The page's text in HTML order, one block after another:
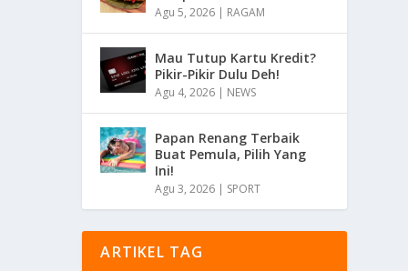
Agu 5, 2026 | RAGAM
Mau Tutup Kartu Kredit?
Pikir-Pikir Dulu Deh!
Agu 4, 2026 | NEWS
Papan Renang Terbaik
Buat Pemula, Pilih Yang
Ini!
Agu 3, 2026 | SPORT
ARTIKEL TAG